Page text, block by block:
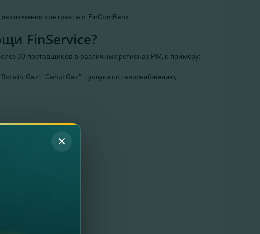
контракта с FinComBank.
FinService?
30 поставщиков в различных регионах РМ, к примеру:
Gaz", "Cahul-Gaz" – услуги по газоснабжению;